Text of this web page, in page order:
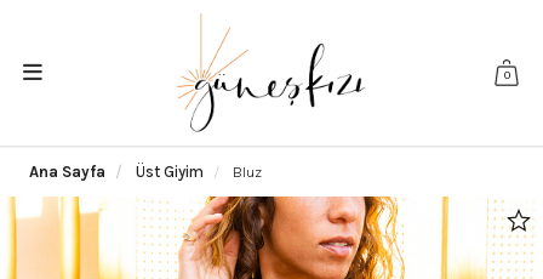
0
Ana Sayfa Üst Giyim Bluz